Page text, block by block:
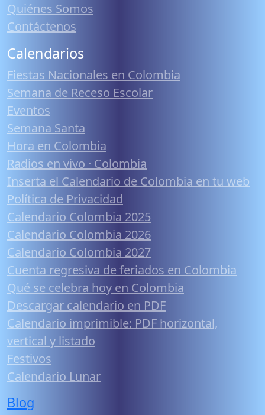
Quiénes Somos
Contáctenos
Calendarios
Fiestas Nacionales en Colombia
Semana de Receso Escolar
Eventos
Semana Santa
Hora en Colombia
Radios en vivo · Colombia
Inserta el Calendario de Colombia en tu web
Política de Privacidad
Calendario Colombia 2025
Calendario Colombia 2026
Calendario Colombia 2027
Cuenta regresiva de feriados en Colombia
Qué se celebra hoy en Colombia
Descargar calendario en PDF
Calendario imprimible: PDF horizontal,
vertical y listado
Festivos
Calendario Lunar
Blog